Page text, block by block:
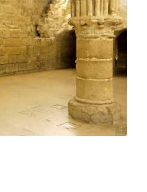
/ commons.wikimedia.org / CC BY-SA 2.0